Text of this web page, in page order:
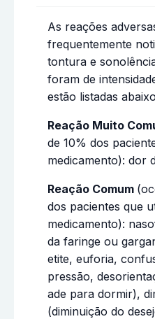
As reações
frequentemente
tontura e
foram de
estão listadas
Reação Muito
de 10% dos
medicamento): dor
Reação Comum
dos pacientes que
medicamento):
da faringe ou
etite, euforia,
pressão,
ade para dormir),
(diminuição do